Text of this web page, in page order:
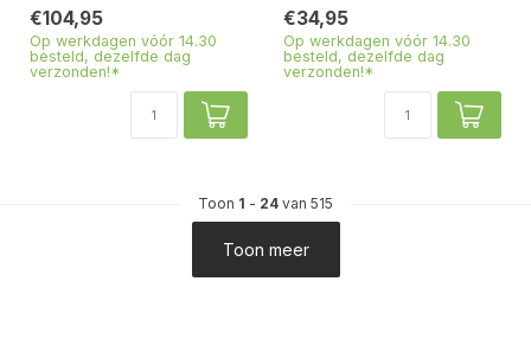
€104,95
Op werkdagen vóór 14.30
besteld, dezelfde dag
verzonden!*
€34,95
Op werkdagen vóór 14.30
besteld, dezelfde dag
verzonden!*
Toon 1 - 24 van 515
Toon meer